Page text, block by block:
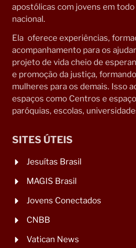
apostólicas com jovens em
nacional.
Ela oferece experiências,
acompanhamento para os
projeto de vida cheio de
e promoção da justiça,
mulheres para os demais. Isso
espaços como Centros e
paróquias, escolas,
SITES ÚTEIS
Jesuítas Brasil
MAGIS Brasil
Jovens Conectados
CNBB
Vatican News